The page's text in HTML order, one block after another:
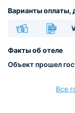
Варианты оплаты,
расчёт
Факты об отеле
Объект прошел
Все